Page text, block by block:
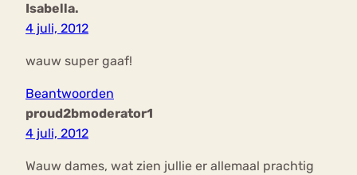
Isabella.
4 juli, 2012
wauw super gaaf!
Beantwoorden
proud2bmoderator1
4 juli, 2012
Wauw dames, wat zien jullie er allemaal prachtig